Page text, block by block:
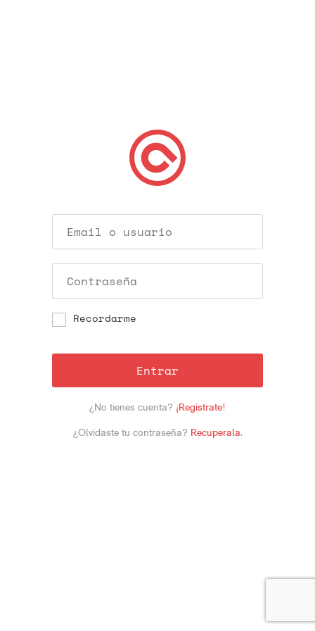
Recordarme
Entrar
¿No tienes cuenta? ¡Registrate!
¿Olvidaste tu contraseña? Recuperala.